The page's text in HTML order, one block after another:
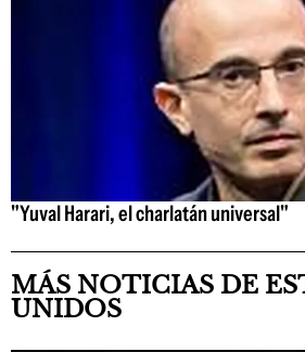
"Yuval Harari, el charlatán universal"
MÁS NOTICIAS DE
UNIDOS